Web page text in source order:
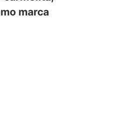
marca